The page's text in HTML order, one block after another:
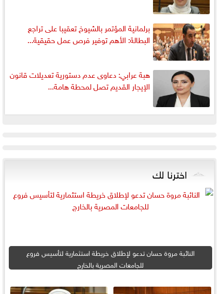
برلمانية المؤتمر بالشيوخ تعقيبا على تراجع
البطالة: الأهم توفير فرص عمل حقيقية...
هبة عرابي: دعاوى عدم دستورية تعديلات قانون
الإيجار القديم تصل لمحطة هامة...
اخترنا لك
النائبة مروة حسان تدعو لإطلاق خريطة استثمارية لتأسيس فروع
للجامعات المصرية بالخارج